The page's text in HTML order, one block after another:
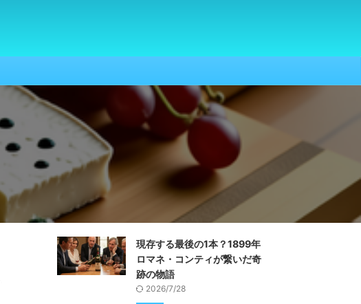
現存する最後の1本？1899年
ロマネ・コンティが繋いだ奇
跡の物語
2026/7/28